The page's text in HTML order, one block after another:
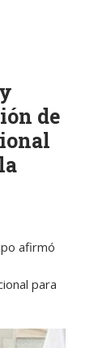
de
afirmó
para